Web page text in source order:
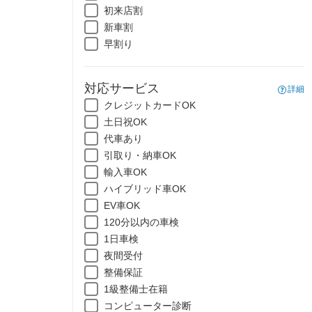
初来店割
新車割
早割り
対応サービス 詳細
クレジットカードOK
土日祝OK
代車あり
引取り・納車OK
輸入車OK
ハイブリッド車OK
EV車OK
120分以内の車検
1日車検
夜間受付
整備保証
1級整備士在籍
コンピューター診断